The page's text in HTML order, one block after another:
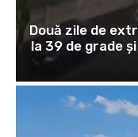
Două zile de
la 39 de grade